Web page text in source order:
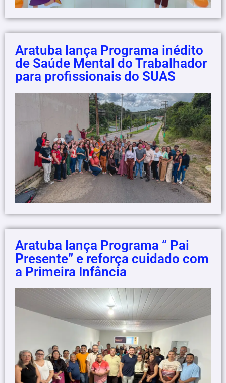
Aratuba lança Programa inédito
de Saúde Mental do Trabalhador
para profissionais do SUAS
Aratuba lança Programa ” Pai
Presente” e reforça cuidado com
a Primeira Infância